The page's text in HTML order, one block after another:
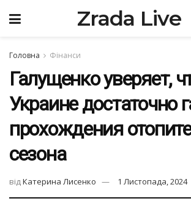
Zrada Live
Головна Фінанси
Галущенко уверяет,
Украине достаточно
прохождения
сезона
відКатерина Лисенко 1 Листопада, 2024